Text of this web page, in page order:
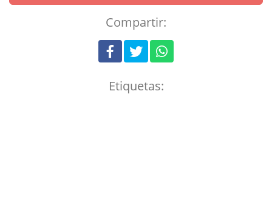
Compartir:
Etiquetas: